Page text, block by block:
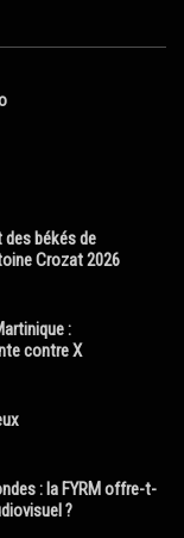
des békés de
Crozat 2026
:
contre X
: la FYRM offre-t-
?